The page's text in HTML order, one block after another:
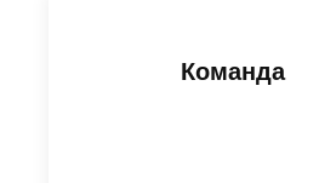
Команда